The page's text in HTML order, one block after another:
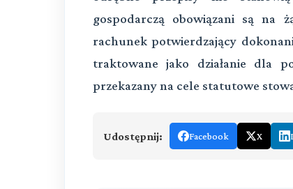
gospodarczą obowiązani są na
rachunek potwierdzający
traktowane jako działanie dla
przekazany na cele statutowe
Udostępnij: Facebook X